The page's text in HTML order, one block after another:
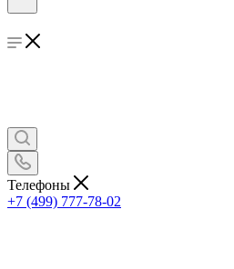
Телефоны
+7 (499) 777-78-02